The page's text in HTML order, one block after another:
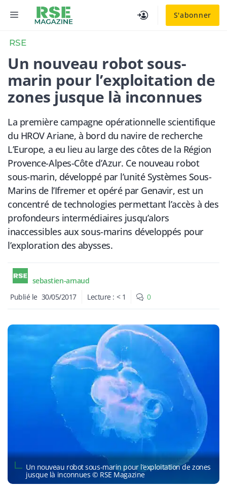
S'abonner
MENU
RSE
Un nouveau robot sous-
marin pour l’exploitation de
zones jusque là inconnues
La première campagne opérationnelle scientifique
du HROV Ariane, à bord du navire de recherche
L’Europe, a eu lieu au large des côtes de la Région
Provence-Alpes-Côte d’Azur. Ce nouveau robot
sous-marin, développé par l’unité Systèmes Sous-
Marins de l’Ifremer et opéré par Genavir, est un
concentré de technologies permettant l’accès à des
profondeurs intermédiaires jusqu’alors
inaccessibles aux sous-marins développés pour
l’exploration des abysses.
sebastien-arnaud
Publié le 30/05/2017 Lecture : < 1 0
Un nouveau robot sous-marin pour l’exploitation de zones
jusque là inconnues © RSE Magazine